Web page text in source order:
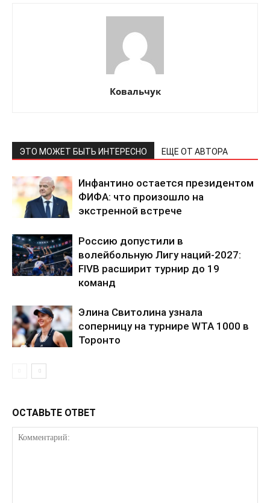
Ковальчук
ЭТО МОЖЕТ БЫТЬ ИНТЕРЕСНО ЕЩЕ ОТ АВТОРА
Инфантино остается президентом
ФИФА: что произошло на
экстренной встрече
Россию допустили в
волейбольную Лигу наций-2027:
FIVB расширит турнир до 19
команд
Элина Свитолина узнала
соперницу на турнире WTA 1000 в
Торонто
ОСТАВЬТЕ ОТВЕТ